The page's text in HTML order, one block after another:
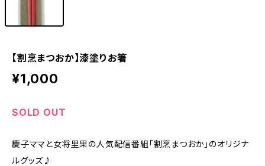
【割烹まつおか】漆塗りお箸
¥1,000
SOLD OUT
慶子ママと女将里果の人気配信番組「割烹まつおか」のオリジナ
ルグッズ♪